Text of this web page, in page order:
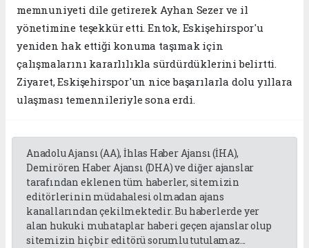
memnuniyeti dile getirerek Ayhan Sezer ve il
yönetimine teşekkür etti. Entok, Eskişehirspor'u
yeniden hak ettiği konuma taşımak için
çalışmalarını kararlılıkla sürdürdüklerini belirtti.
Ziyaret, Eskişehirspor'un nice başarılarla dolu yıllara
ulaşması temennileriyle sona erdi.
Anadolu Ajansı (AA), İhlas Haber Ajansı (İHA),
Demirören Haber Ajansı (DHA) ve diğer ajanslar
tarafından eklenen tüm haberler, sitemizin
editörlerinin müdahalesi olmadan ajans
kanallarından çekilmektedir. Bu haberlerde yer
alan hukuki muhataplar haberi geçen ajanslar olup
sitemizin hiç bir editörü sorumlu tutulamaz...